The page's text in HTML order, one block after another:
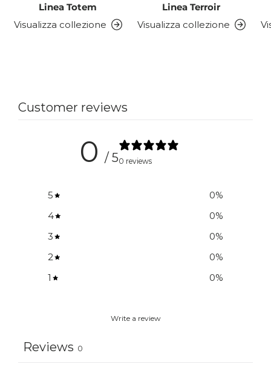
Linea Totem
Visualizza collezione
Linea Terroir
Visualizza collezione
Customer reviews
0 / 50 reviews
5 0%
4
0%
3
0%
2
0%
1
0%
Write a review
Reviews 0